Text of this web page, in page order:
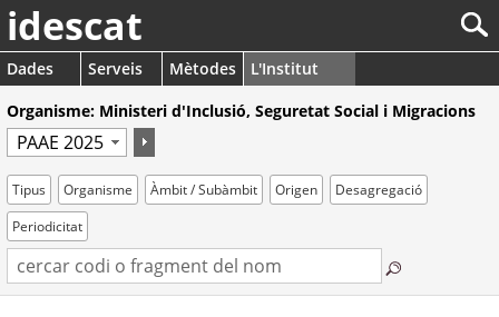
idescat
Dades Serveis Mètodes
L'Institut
Organisme: Ministeri d'Inclusió, Seguretat Social i Migracions
Tipus Organisme Àmbit / Subàmbit Origen
Desagregació
Periodicitat